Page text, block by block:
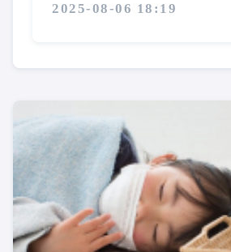
2025-08-06 18:19